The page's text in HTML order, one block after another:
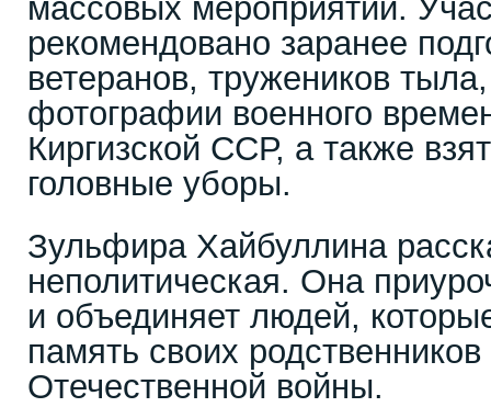
массовых мероприятий.
рекомендовано заранее
ветеранов, тружеников
фотографии военного
Киргизской ССР, а также
головные уборы.
Зульфира Хайбуллина
неполитическая. Она
и объединяет людей,
память своих
Отечественной войны.